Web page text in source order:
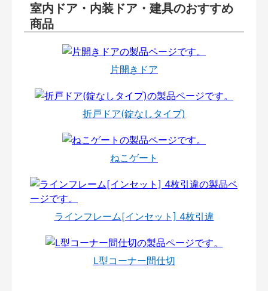
室内ドア・内装ドア・建具のおすすめ
商品
片開きドア
折戸ドア(錠なしタイプ)
ねこゲート
ラインフレーム[インセット] 4枚引違
L型コーナー間仕切